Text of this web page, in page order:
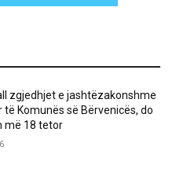
zgjedhjet e jashtëzakonshme
të Komunës së Bërvenicës, do
më 18 tetor